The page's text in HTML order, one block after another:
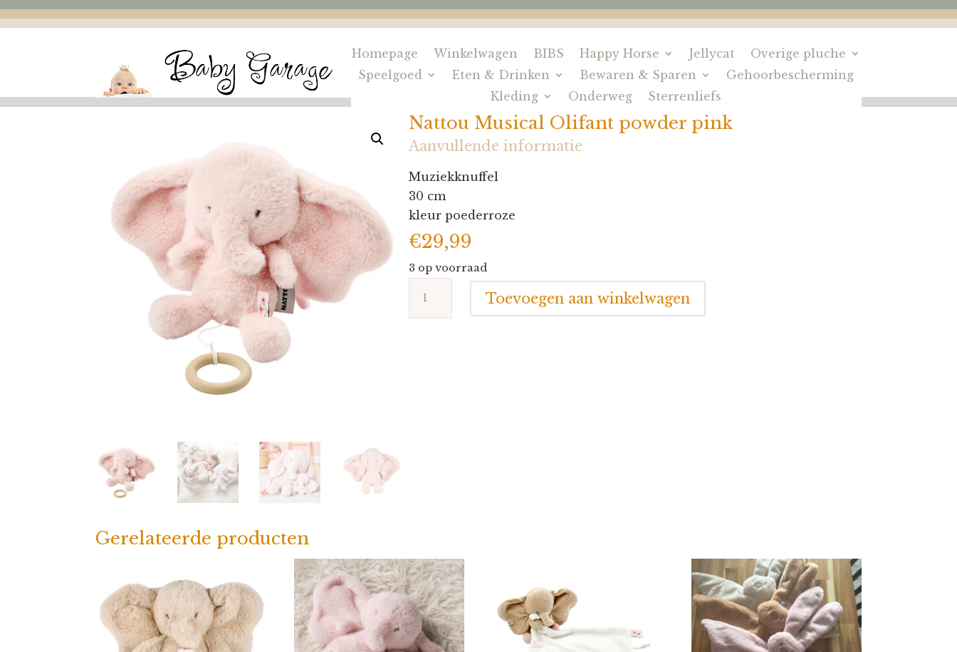
Homepage Winkelwagen BIBS Happy Horse Jellycat
Overige pluche
Speelgoed
Eten & Drinken Bewaren & Sparen
Gehoorbescherming
Kleding
Onderweg Sterrenliefs
Nattou Musical Olifant powder pink
Aanvullende informatie
Muziekknuffel
30 cm
kleur poederroze
€29,99
3 op voorraad
Musical
Toevoegen aan winkelwagen
Gerelateerde producten